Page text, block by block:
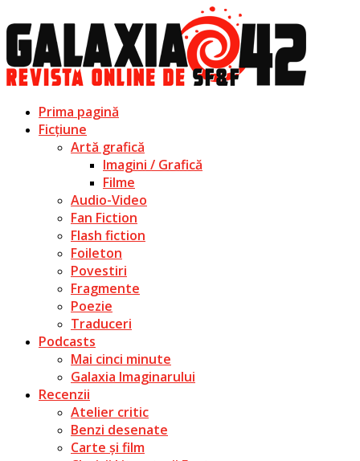
Prima pagină
Ficțiune
Artă grafică
Imagini / Grafică
Filme
Audio-Video
Fan Fiction
Flash fiction
Foileton
Povestiri
Fragmente
Poezie
Traduceri
Podcasts
Mai cinci minute
Galaxia Imaginarului
Recenzii
Atelier critic
Benzi desenate
Carte și film